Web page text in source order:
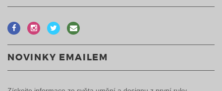
NOVINKY EMAILEM